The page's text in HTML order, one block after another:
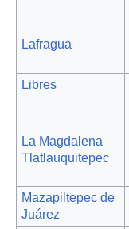
Lafragua
Libres
La Magdalena
Tlatlauquitepec
Mazapiltepec de
Juárez